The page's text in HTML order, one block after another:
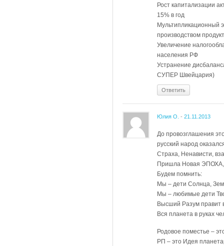
Рост капитализации
15% в год
Мультипликационный
производством
Увеличение
населения РФ
Устранение
СУПЕР Швейцария)
Ответить
Юлия О. - 21.11.2013
До провозглашения
русский народ
Страха, Ненависти,
Пришла Новая ЭПОХА,
Будем помнить:
Мы – дети Солнца,
Мы – любимые дети
Высший Разум правит
Вся планета в руках
Родовое поместье –
РП – это Идея